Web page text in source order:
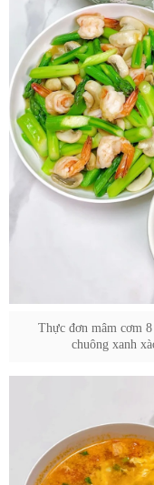
Thực đơn mâm cơm
chuông xanh